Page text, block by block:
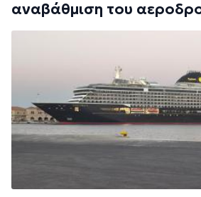
αναβάθμιση του